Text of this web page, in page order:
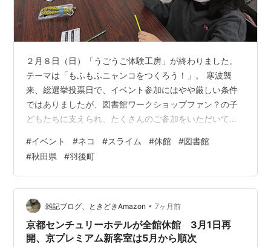
２月８日（日）「うごうご体験工房」が終わりました。
テーマは「もふもふニャンコをつくろう！」。 寒波襲
来、総選挙投票日で、イベント参加にはやや厳しい条件
ではありましたが、図書館ワークショップファン？の子
どもたちに支えられ、たくさんのご参加をいただいて実
じる作業中でした。 スポンジシートを組み合わせて芯を
作ったり、長い毛糸を巻き付けたり。小さいお子さんに
は少し手間のかかる作業だったようですが、お家の方や
図書館職員とともに時間をかけてじっくり取り組んでい
る様子が印象的でした。 静かだったのは、集中していた
ということですね。 赤いリボンが印象的なも…
#イベント #ネコ #スライム #休館 #図書館
#秋田県 #羽後町
雑記ブログ、ときどきAmazon • 7ヶ月前
京都センチュリーホテルが全館休館 3月1日再
開、京プレミアム新客室は5月から順次